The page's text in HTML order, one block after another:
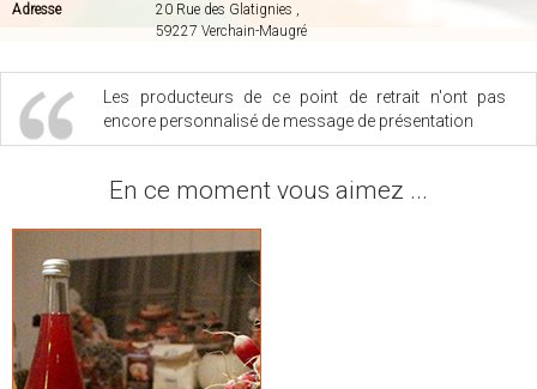
Adresse
20 Rue des Glatignies ,
59227 Verchain-Maugré
Les producteurs de ce point de retrait n'ont pas
encore personnalisé de message de présentation
En ce moment vous aimez ...